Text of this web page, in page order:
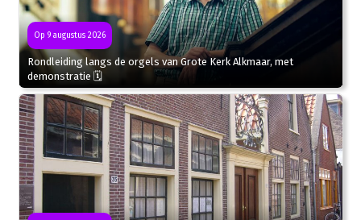
Op 9 augustus 2026
Rondleiding langs de orgels van Grote Kerk Alkmaar, met
demonstratie 🗓